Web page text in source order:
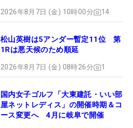
2026年8月7日 (金) 10時00分 14
松山英樹は5アンダー暫定11位 第
1Rは悪天候のため順延
2026年8月7日 (金) 08時26分 1
国内女子ゴルフ「大東建託・いい部
屋ネットレディス」の開催時期＆コ
ース変更へ 4月に岐阜で開催